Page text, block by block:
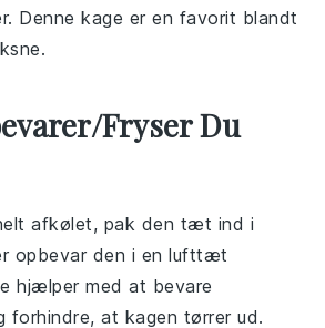
Denne kage er en favorit blandt
Fryser Du
afkølet, pak den tæt ind i
opbevar den i en lufttæt
hjælper med at bevare
forhindre, at kagen tørrer ud.